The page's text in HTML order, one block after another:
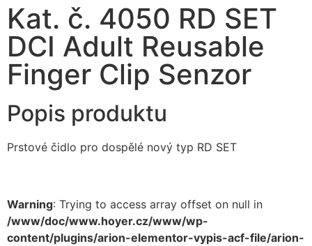
Kat. č. 4050 RD SET
DCI Adult Reusable
Finger Clip Senzor
Popis produktu
Prstové čidlo pro dospělé nový typ RD SET
Warning: Trying to access array offset on null in
/www/doc/www.hoyer.cz/www/wp-
content/plugins/arion-elementor-vypis-acf-file/arion-